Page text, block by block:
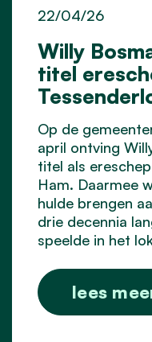
Willy
titel
22/04/26
Op de
april ontving
titel als
Ham. Daarmee
hulde brengen
drie decennia
speelde in het
lees